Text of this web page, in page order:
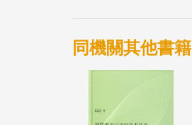
同機關其他書籍